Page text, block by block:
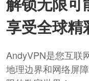
享受全球精
AndyVPN是您互联
地理边界和网络屏